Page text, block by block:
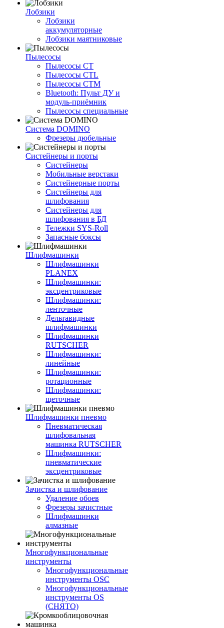
Лобзики
Лобзики
аккумуляторные
Лобзики маятниковые
Пылесосы
Пылесосы CT
Пылесосы CTL
Пылесосы CTM
Bluetooth: Пульт ДУ и
модуль-приёмник
Пылесосы специальные
Система DOMINO
Фрезеры дюбельные
Систейнеры и порты
Систейнеры
Мобильные верстаки
Систейнерные порты
Систейнеры для
шлифования
Систейнеры для
шлифования в БД
Тележки SYS-Roll
Запасные боксы
Шлифмашинки
Шлифмашинки
PLANEX
Шлифмашинки:
эксцентриковые
Шлифмашинки:
ленточные
Дельтавидные
шлифмашинки
Шлифмашинки
RUTSCHER
Шлифмашинки:
линейные
Шлифмашинки:
ротационные
Шлифмашинки:
щеточные
Шлифмашинки пневмо
Пневматическая
шлифовальная
машинка RUTSCHER
Шлифмашинки:
пневматические
эксцентриковые
Зачистка и шлифование
Удаление обоев
Фрезеры зачистные
Шлифмашинки
алмазные
Многофункциональные
инструменты
Многофункциональные
инструменты OSC
Многофункциональные
инструменты OS
(СНЯТО)